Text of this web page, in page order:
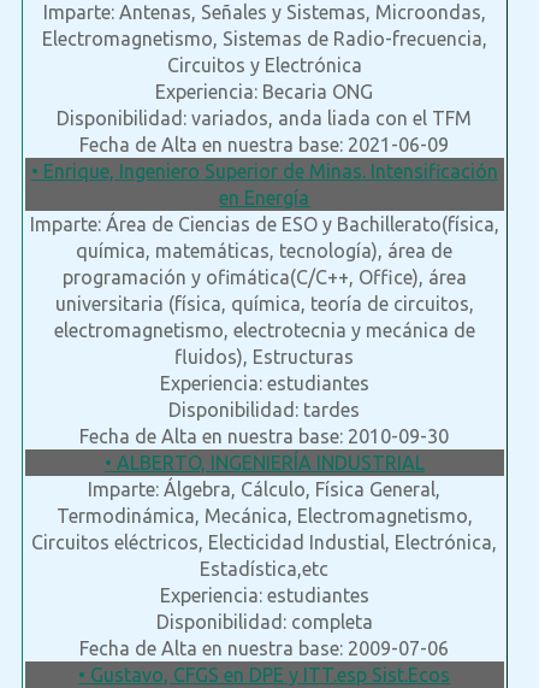
Imparte: Antenas, Señales y Sistemas, Microondas,
Electromagnetismo, Sistemas de Radio-frecuencia,
Circuitos y Electrónica
Experiencia: Becaria ONG
Disponibilidad: variados, anda liada con el TFM
Fecha de Alta en nuestra base: 2021-06-09
• Enrique, Ingeniero Superior de Minas. Intensificación
en Energía
Imparte: Área de Ciencias de ESO y Bachillerato(física,
química, matemáticas, tecnología), área de
programación y ofimática(C/C++, Office), área
universitaria (física, química, teoría de circuitos,
electromagnetismo, electrotecnia y mecánica de
fluidos), Estructuras
Experiencia: estudiantes
Disponibilidad: tardes
Fecha de Alta en nuestra base: 2010-09-30
• ALBERTO, INGENIERÍA INDUSTRIAL
Imparte: Álgebra, Cálculo, Física General,
Termodinámica, Mecánica, Electromagnetismo,
Circuitos eléctricos, Electicidad Industial, Electrónica,
Estadística,etc
Experiencia: estudiantes
Disponibilidad: completa
Fecha de Alta en nuestra base: 2009-07-06
• Gustavo, CFGS en DPE y ITT.esp Sist.Ecos